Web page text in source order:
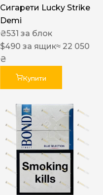
Сигарети Lucky Strike
Demi
₴531 за блок
$490 за ящик≈ 22 050
₴
Купити